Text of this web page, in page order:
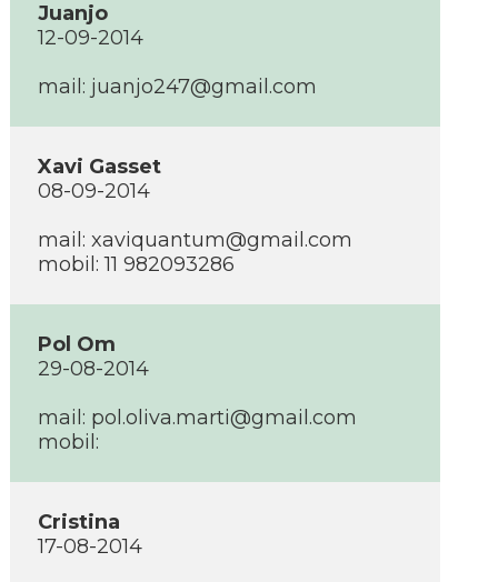
Juanjo
12-09-2014
mail: juanjo247@gmail.com
Xavi Gasset
08-09-2014
mail: xaviquantum@gmail.com
mobil: 11 982093286
Pol Om
29-08-2014
mail: pol.oliva.marti@gmail.com
mobil:
Cristina
17-08-2014